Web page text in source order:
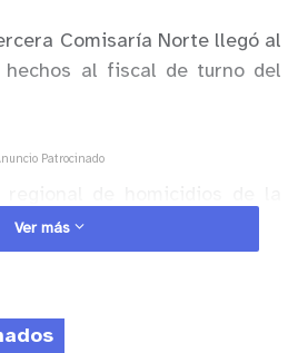
Comisaría Norte llegó al
al fiscal de turno del
Patrocinado
e investigaciones
el que según información
Ver más